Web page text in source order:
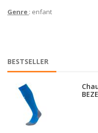
Genre : enfant
BESTSELLER